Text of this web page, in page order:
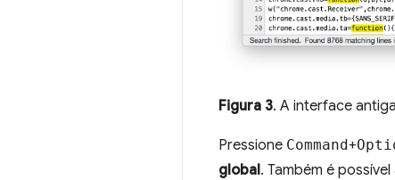
Figura 3. A interface
Pressione Command+
global. Também é